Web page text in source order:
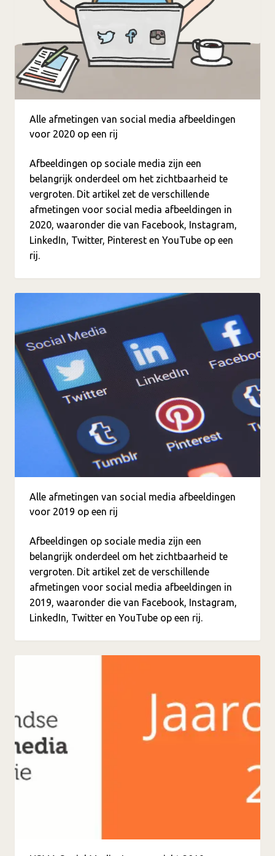
Alle afmetingen van social media afbeeldingen
voor 2020 op een rij
Afbeeldingen op sociale media zijn een
belangrijk onderdeel om het zichtbaarheid te
vergroten. Dit artikel zet de verschillende
afmetingen voor social media afbeeldingen in
2020, waaronder die van Facebook, Instagram,
LinkedIn, Twitter, Pinterest en YouTube op een
rij.
Alle afmetingen van social media afbeeldingen
voor 2019 op een rij
Afbeeldingen op sociale media zijn een
belangrijk onderdeel om het zichtbaarheid te
vergroten. Dit artikel zet de verschillende
afmetingen voor social media afbeeldingen in
2019, waaronder die van Facebook, Instagram,
LinkedIn, Twitter en YouTube op een rij.